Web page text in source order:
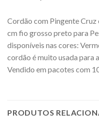
Cordão com Pingente
cm fio grosso preto para
disponíveis nas cores:
cordão é muito usada para
Vendido em pacotes com
PRODUTOS